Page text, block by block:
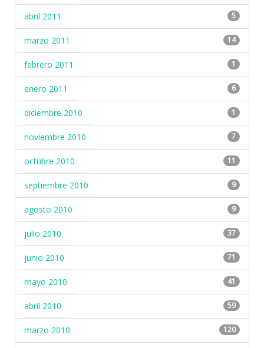
abril 2011 5
marzo 2011 14
febrero 2011 1
enero 2011 6
diciembre 2010 1
noviembre 2010 7
octubre 2010 11
septiembre 2010 9
agosto 2010 9
julio 2010 37
junio 2010 71
mayo 2010 41
abril 2010 59
marzo 2010 120